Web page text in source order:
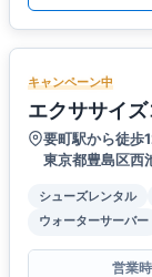
キャンペーン中
エクササイ
要町駅から徒歩
東京都豊島区
シューズレンタル
ウォーターサーバー
営業